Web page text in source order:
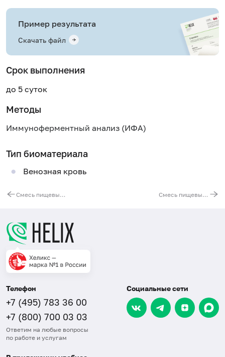
Пример результата
Скачать файл
Срок выполнения
до 5 суток
Методы
Иммуноферментный анализ (ИФА)
Тип биоматериала
Венозная кровь
Смесь пищевых аллергенов fm11(IgE): пшеничная мука, овсяная мука, кукурузная мука, семена кунжута, гречневая мука Смесь пищевых аллергенов № 5 (IgE): яичный белок, коровье молоко, треска, пшеничная мука, арахис, соевые бобы
Телефон
+7 (495) 783 36 00
+7 (800) 700 03 03
Ответим на любые вопросы
по работе и услугам
Социальные сети